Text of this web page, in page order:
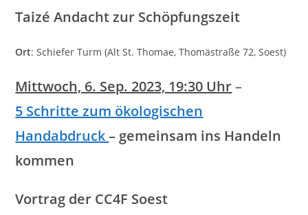
Taizé Andacht zur Schöpfungszeit
Ort: Schiefer Turm (Alt St. Thomae, Thomästraße 72, Soest)
Mittwoch, 6. Sep. 2023, 19:30 Uhr–
5 Schritte zum ökologischen
Handabdruck– gemeinsam ins Handeln
kommen
Vortrag der CC4F Soest